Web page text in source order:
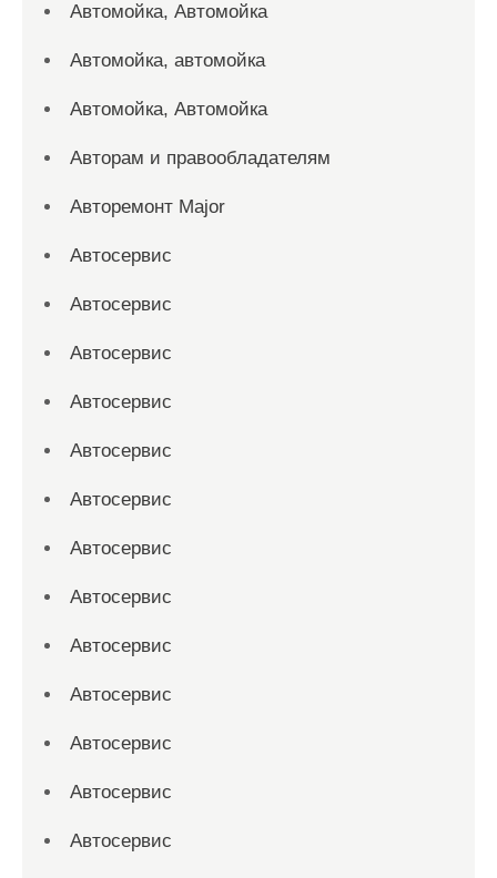
Автомойка, Автомойка
Автомойка, автомойка
Автомойка, Автомойка
Авторам и правообладателям
Авторемонт Major
Автосервис
Автосервис
Автосервис
Автосервис
Автосервис
Автосервис
Автосервис
Автосервис
Автосервис
Автосервис
Автосервис
Автосервис
Автосервис